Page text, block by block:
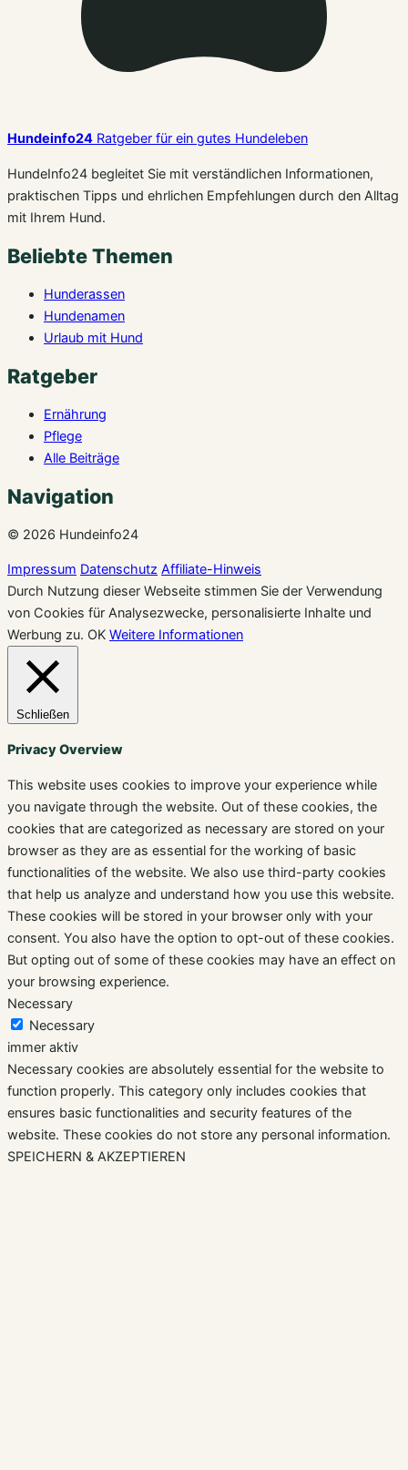
Hundeinfo24 Ratgeber für ein gutes Hundeleben
HundeInfo24 begleitet Sie mit verständlichen Informationen,
praktischen Tipps und ehrlichen Empfehlungen durch den Alltag
mit Ihrem Hund.
Beliebte Themen
Hunderassen
Hundenamen
Urlaub mit Hund
Ratgeber
Ernährung
Pflege
Alle Beiträge
Navigation
© 2026 Hundeinfo24
Impressum Datenschutz Affiliate-Hinweis
Durch Nutzung dieser Webseite stimmen Sie der Verwendung
von Cookies für Analysezwecke, personalisierte Inhalte und
Werbung zu. OK Weitere Informationen
Schließen
Privacy Overview
This website uses cookies to improve your experience while
you navigate through the website. Out of these cookies, the
cookies that are categorized as necessary are stored on your
browser as they are as essential for the working of basic
functionalities of the website. We also use third-party cookies
that help us analyze and understand how you use this website.
These cookies will be stored in your browser only with your
consent. You also have the option to opt-out of these cookies.
But opting out of some of these cookies may have an effect on
your browsing experience.
Necessary
Necessary
immer aktiv
Necessary cookies are absolutely essential for the website to
function properly. This category only includes cookies that
ensures basic functionalities and security features of the
website. These cookies do not store any personal information.
SPEICHERN & AKZEPTIEREN